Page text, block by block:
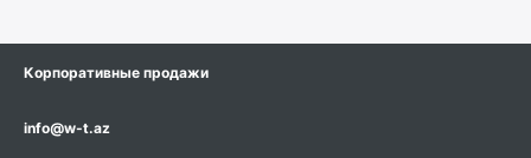
Корпоративные продажи
info@w-t.az